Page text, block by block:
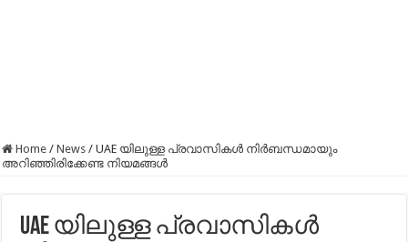
Home / News / UAE യിലുള്ള പ്രവാസികൾ നിർബന്ധമായും
അറിഞ്ഞിരിക്കേണ്ട നിയമങ്ങള്‍
UAE യിലുള്ള പ്രവാസികൾ